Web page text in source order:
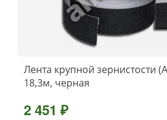
Лента крупной зернистости
18,3м, черная
2 451 ₽